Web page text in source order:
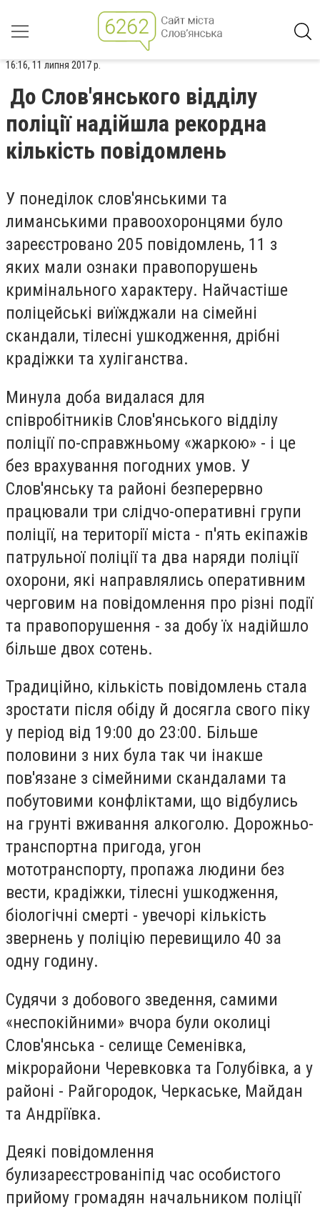
16:16, 11 липня 2017 р.
До Слов'янського відділу
поліції надійшла рекордна
кількість повідомлень
У понеділок слов'янськими та
лиманськими правоохоронцями було
зареєстровано 205 повідомлень, 11 з
яких мали ознаки правопорушень
кримінального характеру. Найчастіше
поліцейські виїжджали на сімейні
скандали, тілесні ушкодження, дрібні
крадіжки та хуліганства.
Минула доба видалася для
співробітників Слов'янського відділу
поліції по-справжньому «жаркою» - і це
без врахування погодних умов. У
Слов'янську та районі безперервно
працювали три слідчо-оперативні групи
поліції, на території міста - п'ять екіпажів
патрульної поліції та два наряди поліції
охорони, які направлялись оперативним
черговим на повідомлення про різні події
та правопорушення - за добу їх надійшло
більше двох сотень.
Традиційно, кількість повідомлень стала
зростати після обіду й досягла свого піку
у період від 19:00 до 23:00. Більше
половини з них була так чи інакше
пов'язане з сімейними скандалами та
побутовими конфліктами, що відбулись
на грунті вживання алкоголю. Дорожньо-
транспортна пригода, угон
мототранспорту, пропажа людини без
вести, крадіжки, тілесні ушкодження,
біологічні смерті - увечорі кількість
звернень у поліцію перевищило 40 за
одну годину.
Судячи з добового зведення, самими
«неспокійними» вчора були околиці
Слов'янська - селище Семенівка,
мікрорайони Черевковка та Голубівка, а у
районі - Райгородок, Черкаське, Майдан
та Андріївка.
Деякі повідомлення
булизареєстрованіпід час особистого
прийому громадян начальником поліції